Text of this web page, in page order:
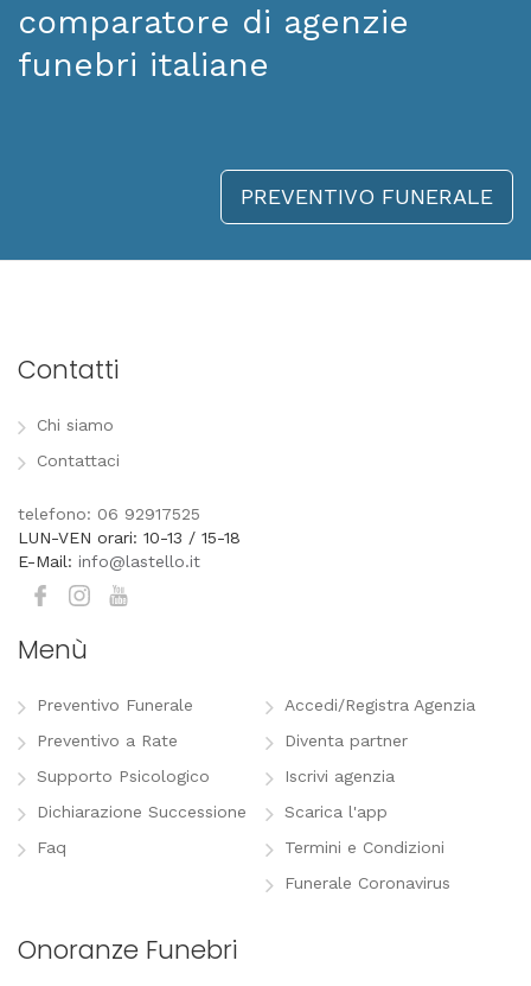
comparatore di agenzie
funebri italiane
PREVENTIVO FUNERALE
Contatti
Chi siamo
Contattaci
telefono: 06 92917525
LUN-VEN orari: 10-13 / 15-18
E-Mail: info@lastello.it
Menù
Preventivo Funerale
Preventivo a Rate
Supporto Psicologico
Dichiarazione Successione
Faq
Accedi/Registra Agenzia
Diventa partner
Iscrivi agenzia
Scarica l'app
Termini e Condizioni
Funerale Coronavirus
Onoranze Funebri